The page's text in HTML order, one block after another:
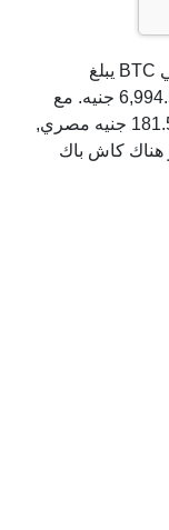
السعر الحالي للسبيكة 1 جرام من بي تي سي BTC يبلغ
7,176.00 جنيه مصري و سعر اعادة البيع 6,994.50 جنيه. مع
فارق بين سعر البيع و سعر الشراء حوالي 181.50 جنيه مصري,
للجرام و هناك كاش باك